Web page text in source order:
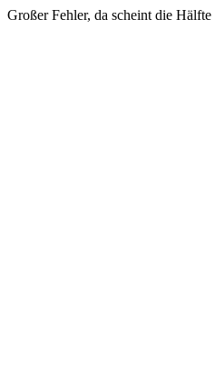
Großer Fehler, da scheint die